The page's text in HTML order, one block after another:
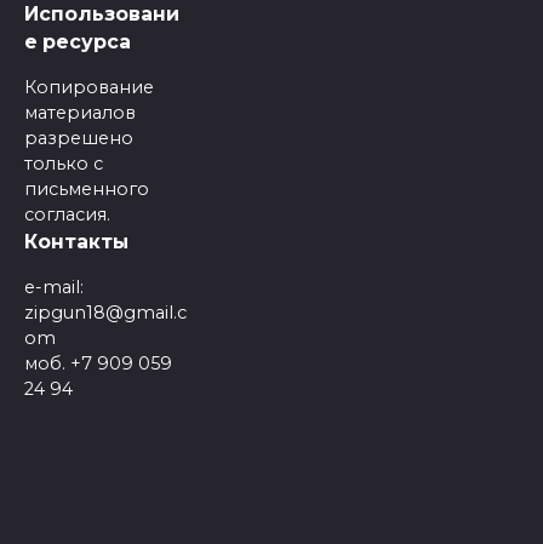
Использовани
е ресурса
Копирование
материалов
разрешено
только с
письменного
согласия.
Контакты
e-mail:
zipgun18@gmail.c
om
моб. +7 909 059
24 94